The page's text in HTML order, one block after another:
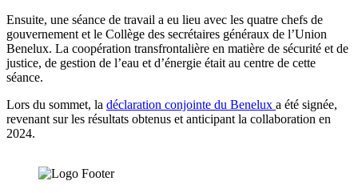
Ensuite, une séance de travail a eu lieu avec les quatre chefs de
gouvernement et le Collège des secrétaires généraux de l’Union
Benelux. La coopération transfrontalière en matière de sécurité et de
justice, de gestion de l’eau et d’énergie était au centre de cette
séance.
Lors du sommet, la déclaration conjointe du Benelux a été signée,
revenant sur les résultats obtenus et anticipant la collaboration en
2024.